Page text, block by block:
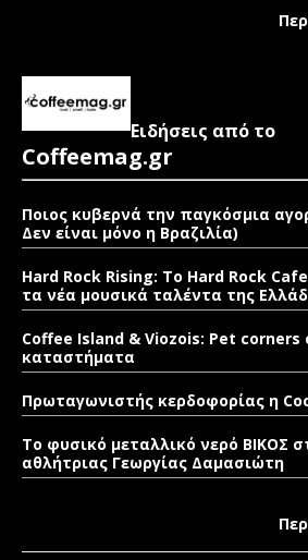
Ειδήσεις από το
Coffeemag.gr
Ποιος κυβερνά την παγκόσμια
Δεν είναι μόνο η Βραζιλία)
Hard Rock Rising: Το Hard Rock
τα νέα μουσικά ταλέντα της
Coffee Island & Viozois: Pet corners
καταστήματα
Πρωταγωνιστής κερδοφορίας η
Το φυσικό μεταλλικό νερό ΒΙΚΟΣ
αθλήτριας Γεωργίας Δαμασιώτη